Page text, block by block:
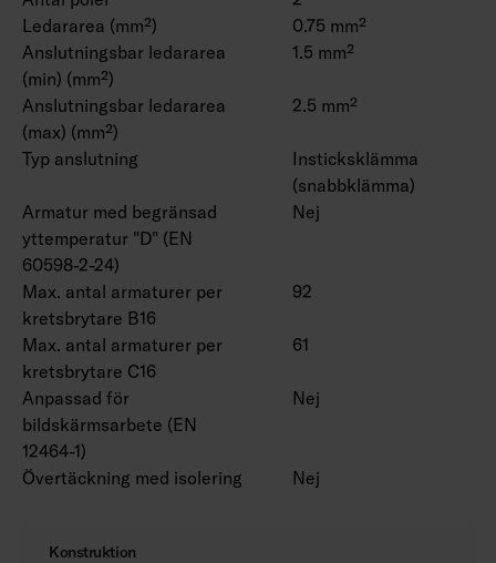
Ledararea (mm²)
0.75 mm²
Anslutningsbar ledararea
(min) (mm²)
1.5 mm²
Anslutningsbar ledararea
(max) (mm²)
2.5 mm²
Typ anslutning
Insticksklämma
(snabbklämma)
Armatur med begränsad
yttemperatur "D" (EN
60598-2-24)
Nej
Max. antal armaturer per
kretsbrytare B16
92
Max. antal armaturer per
kretsbrytare C16
61
Anpassad för
bildskärmsarbete (EN
12464-1)
Nej
Övertäckning med isolering Nej
Konstruktion